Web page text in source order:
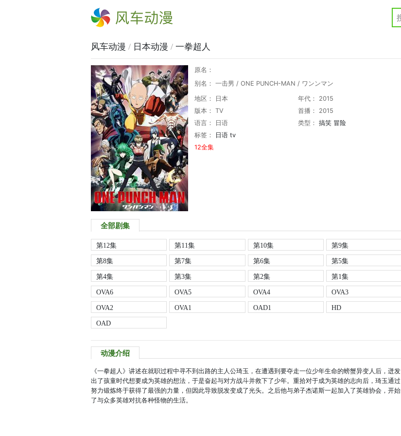
风车动漫
风车动漫 / 日本动漫 / 一拳超人
原名：
别名： 一击男 / ONE PUNCH-MAN / ワンンマン
地区： 日本
年代： 2015
版本： TV
首播： 2015
语言： 日语
类型：搞笑 冒险
标签：
日语 tv
12全集
全部剧集
第12集 第11集 第10集
第9集
第8集
第7集 第6集
第5集
第4集
第3集 第2集
第1集
OVA6
OVA5 OVA4
OVA3
OVA2
OVA1 OAD1
HD
OAD
动漫介绍
《一拳超人》讲述在就职过程中寻不到出路的主人公琦玉，在遭遇到要夺走一位少年生命的螃蟹异变人后，迸发
出了孩童时代想要成为英雄的想法，于是奋起与对方战斗并救下了少年。重拾对于成为英雄的志向后，琦玉通过
努力锻炼终于获得了最强的力量，但因此导致脱发变成了光头。之后他与弟子杰诺斯一起加入了英雄协会，开始
了与众多英雄对抗各种怪物的生活。